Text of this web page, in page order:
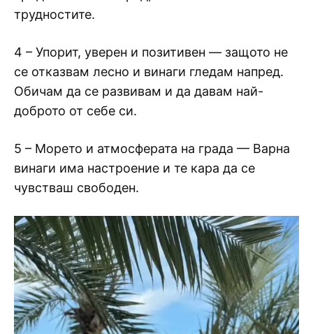
трудностите.
4 – Упорит, уверен и позитивен — защото не
се отказвам лесно и винаги гледам напред.
Обичам да се развивам и да давам най-
доброто от себе си.
5 – Морето и атмосферата на града — Варна
винаги има настроение и те кара да се
чувстваш свободен.